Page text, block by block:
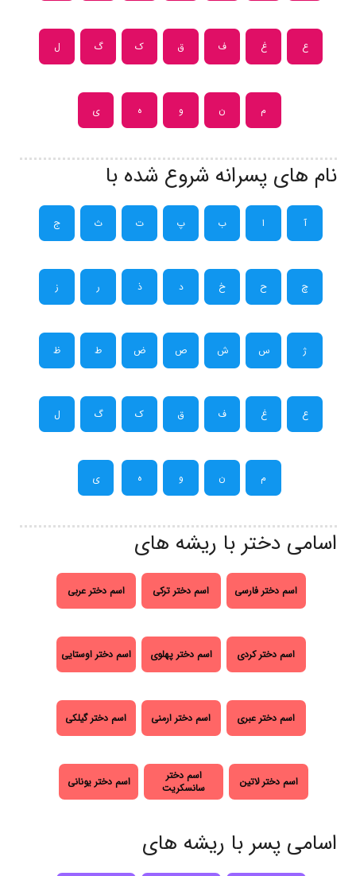
ع غ ف ق ک گ ل
م ن و ه ی
نام های پسرانه شروع شده با
آ ا ب پ ت ث ج
چ ح خ د ذ ر ز
ژ س ش ص ض ط ظ
ع غ ف ق ک گ ل
م ن و ه ی
اسامی دختر با ریشه های
اسم دختر فارسی اسم دختر ترکی اسم دختر عربی
اسم دختر کردی اسم دختر پهلوی اسم دختر اوستایی
اسم دختر عبری اسم دختر ارمنی اسم دختر گیلکی
اسم دختر لاتین
اسم دختر
سانسکریت
اسم دختر یونانی
اسامی پسر با ریشه های